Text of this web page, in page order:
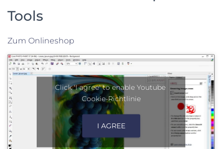
Tools
Zum Onlineshop
Click 'I agree' to enable Youtube
Cookie-Richtlinie
I AGREE